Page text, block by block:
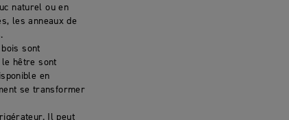
naturel ou en
les anneaux de
.
sont
le hêtre sont
en
se transformer
Il peut